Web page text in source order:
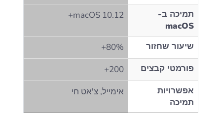
תמיכה ב-
macOS
macOS 10.12+
שיעור שחזור
80%+
פורמטי קבצים
200+
אפשרויות
תמיכה
אימייל, צ'אט חי